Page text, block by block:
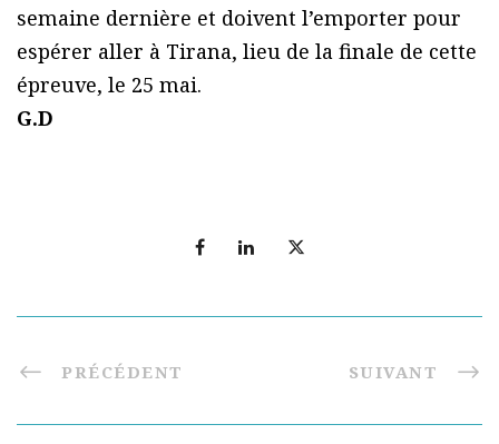
semaine dernière et doivent l’emporter pour
espérer aller à Tirana, lieu de la finale de cette
épreuve, le 25 mai.
G.D
PRÉCÉDENT SUIVANT